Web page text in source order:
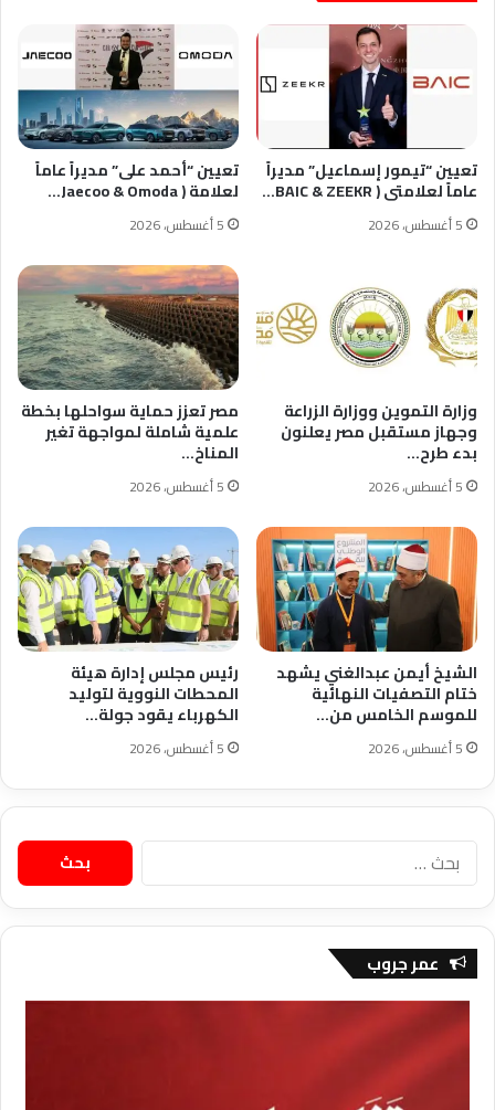
تعيين “تيمور إسماعيل” مديراً
عاماً لعلامتى ( BAIC & ZEEKR…
5 أغسطس، 2026
تعيين “أحمد على” مديراً عاماً
لعلامة ( Jaecoo & Omoda…
5 أغسطس، 2026
وزارة التموين ووزارة الزراعة
وجهاز مستقبل مصر يعلنون
بدء طرح…
5 أغسطس، 2026
مصر تعزز حماية سواحلها بخطة
علمية شاملة لمواجهة تغير
المناخ…
5 أغسطس، 2026
الشيخ أيمن عبدالغني يشهد
ختام التصفيات النهائية
للموسم الخامس من…
5 أغسطس، 2026
رئيس مجلس إدارة هيئة
المحطات النووية لتوليد
الكهرباء يقود جولة…
5 أغسطس، 2026
البحث
عن:
عمر جروب